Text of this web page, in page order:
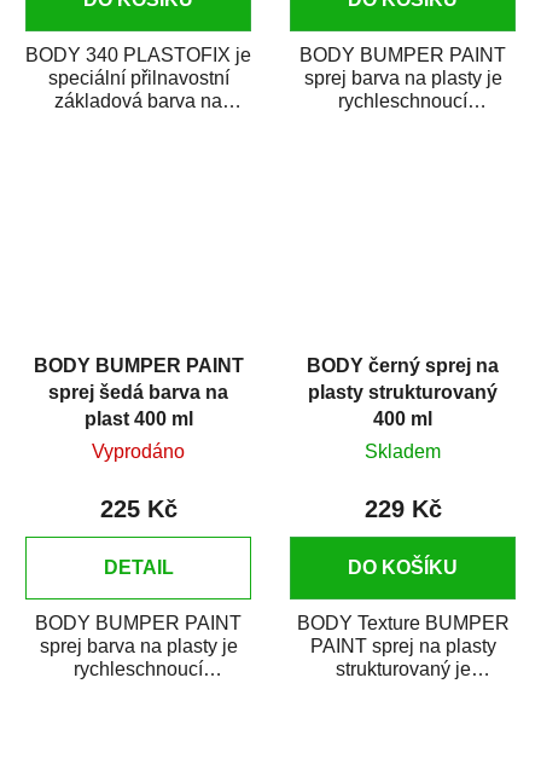
BODY 340 PLASTOFIX je
speciální přilnavostní
základová barva na
BODY BUMPER PAINT
sprej barva na plasty je
rychleschnoucí
BODY BUMPER PAINT
sprej šedá barva na
plast 400 ml
Vyprodáno
225 Kč
DETAIL
BODY BUMPER PAINT
sprej barva na plasty je
rychleschnoucí
BODY černý sprej na
plasty strukturovaný
400 ml
Skladem
229 Kč
DO KOŠÍKU
BODY Texture BUMPER
PAINT sprej na plasty
strukturovaný je